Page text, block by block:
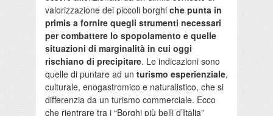
valorizzazione dei piccoli borghi che punta in
primis a fornire quegli strumenti necessari
per combattere lo spopolamento e quelle
situazioni di marginalità in cui oggi
rischiano di precipitare. Le indicazioni sono
quelle di puntare ad un turismo esperienziale,
culturale, enogastromico e naturalistico, che si
differenzia da un turismo commerciale. Ecco
che rientrare tra i “Borghi più belli d’Italia”